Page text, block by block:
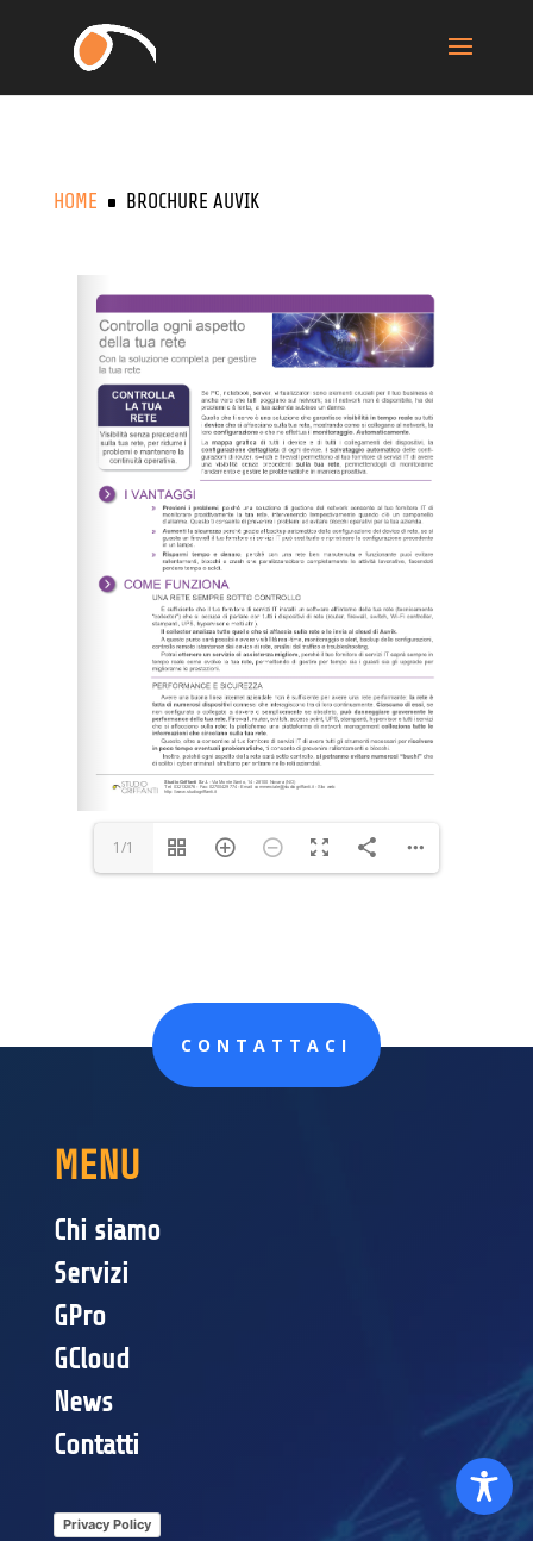
HOME ^ BROCHURE AUVIK
1/1
CONTATTACI
MENU
Chi siamo
Servizi
GPro
GCloud
News
Contatti
Privacy Policy